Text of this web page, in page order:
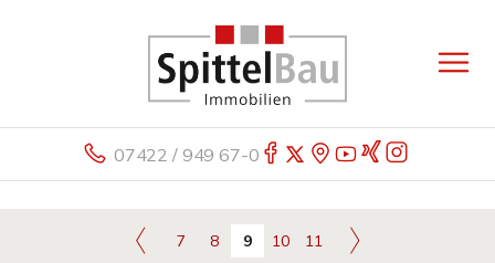
07422 / 949 67-0
7 8 9 10 11